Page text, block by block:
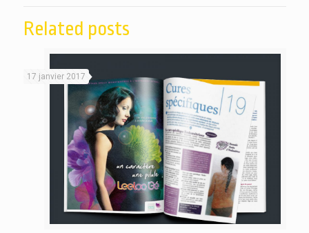
Related posts
17 janvier 2017